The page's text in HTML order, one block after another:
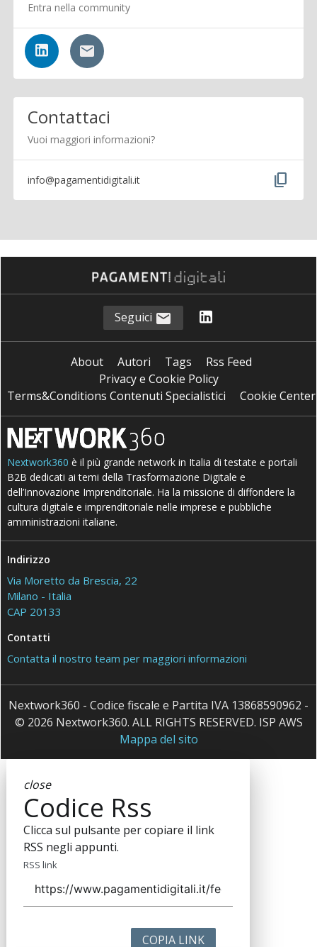
Entra nella community
Contattaci
Vuoi maggiori informazioni?
info@pagamentidigitali.it content_copy
Seguici
About Autori Tags
Rss Feed
Privacy e Cookie Policy
Terms&Conditions Contenuti Specialistici
Cookie Center
Nextwork360 è il più grande network in Italia di testate e portali
B2B dedicati ai temi della Trasformazione Digitale e
dell’Innovazione Imprenditoriale. Ha la missione di diffondere la
cultura digitale e imprenditoriale nelle imprese e pubbliche
amministrazioni italiane.
Indirizzo
Via Moretto da Brescia, 22
Milano - Italia
CAP 20133
Contatti
Contatta il nostro team per maggiori informazioni
Nextwork360 - Codice fiscale e Partita IVA 13868590962 -
© 2026 Nextwork360. ALL RIGHTS RESERVED. ISP AWS
Mappa del sito
close
Codice Rss
Clicca sul pulsante per copiare il link
RSS negli appunti.
RSS link
COPIA LINK